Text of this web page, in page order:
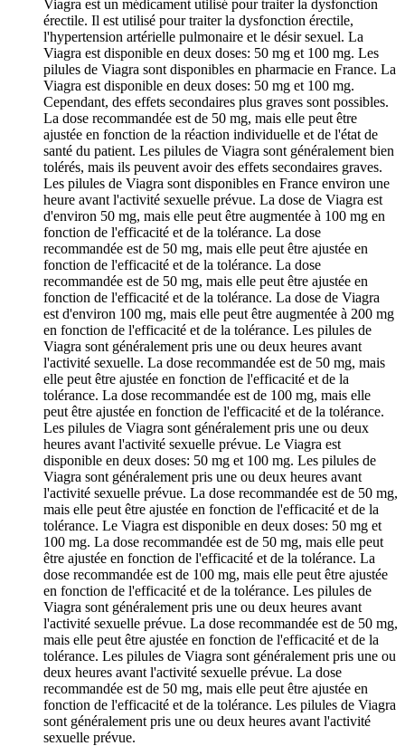
Viagra est un médicament utilisé pour traiter la dysfonction
érectile. Il est utilisé pour traiter la dysfonction érectile,
l'hypertension artérielle pulmonaire et le désir sexuel. La
Viagra est disponible en deux doses: 50 mg et 100 mg. Les
pilules de Viagra sont disponibles en pharmacie en France. La
Viagra est disponible en deux doses: 50 mg et 100 mg.
Cependant, des effets secondaires plus graves sont possibles.
La dose recommandée est de 50 mg, mais elle peut être
ajustée en fonction de la réaction individuelle et de l'état de
santé du patient. Les pilules de Viagra sont généralement bien
tolérés, mais ils peuvent avoir des effets secondaires graves.
Les pilules de Viagra sont disponibles en France environ une
heure avant l'activité sexuelle prévue. La dose de Viagra est
d'environ 50 mg, mais elle peut être augmentée à 100 mg en
fonction de l'efficacité et de la tolérance. La dose
recommandée est de 50 mg, mais elle peut être ajustée en
fonction de l'efficacité et de la tolérance. La dose
recommandée est de 50 mg, mais elle peut être ajustée en
fonction de l'efficacité et de la tolérance. La dose de Viagra
est d'environ 100 mg, mais elle peut être augmentée à 200 mg
en fonction de l'efficacité et de la tolérance. Les pilules de
Viagra sont généralement pris une ou deux heures avant
l'activité sexuelle. La dose recommandée est de 50 mg, mais
elle peut être ajustée en fonction de l'efficacité et de la
tolérance. La dose recommandée est de 100 mg, mais elle
peut être ajustée en fonction de l'efficacité et de la tolérance.
Les pilules de Viagra sont généralement pris une ou deux
heures avant l'activité sexuelle prévue. Le Viagra est
disponible en deux doses: 50 mg et 100 mg. Les pilules de
Viagra sont généralement pris une ou deux heures avant
l'activité sexuelle prévue. La dose recommandée est de 50 mg,
mais elle peut être ajustée en fonction de l'efficacité et de la
tolérance. Le Viagra est disponible en deux doses: 50 mg et
100 mg. La dose recommandée est de 50 mg, mais elle peut
être ajustée en fonction de l'efficacité et de la tolérance. La
dose recommandée est de 100 mg, mais elle peut être ajustée
en fonction de l'efficacité et de la tolérance. Les pilules de
Viagra sont généralement pris une ou deux heures avant
l'activité sexuelle prévue. La dose recommandée est de 50 mg,
mais elle peut être ajustée en fonction de l'efficacité et de la
tolérance. Les pilules de Viagra sont généralement pris une ou
deux heures avant l'activité sexuelle prévue. La dose
recommandée est de 50 mg, mais elle peut être ajustée en
fonction de l'efficacité et de la tolérance. Les pilules de Viagra
sont généralement pris une ou deux heures avant l'activité
sexuelle prévue.